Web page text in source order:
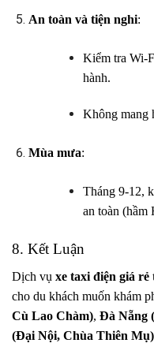
An toàn và tiện nghi:
Kiểm tra Wi-
hành.
Không mang
Mùa mưa:
Tháng 9-12,
an toàn (hầm
8. Kết Luận
Dịch vụ xe taxi điện giá
cho du khách muốn khám
Cù Lao Chàm), Đà Nẵng
(Đại Nội, Chùa Thiên Mụ)